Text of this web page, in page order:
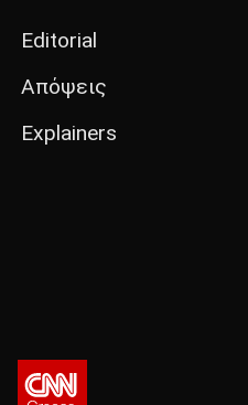
Editorial
Απόψεις
Explainers